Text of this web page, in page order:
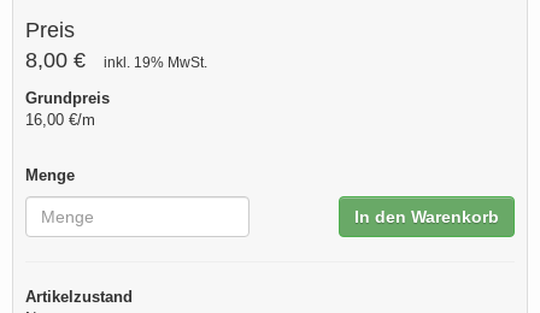
Preis
8,00 €
inkl. 19% MwSt.
Grundpreis
16,00 €/m
Menge
In den Warenkorb
Artikelzustand